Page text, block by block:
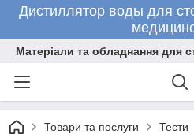
Дистиллятор воды для
Матеріали та обладнання для
Товари та послуги Тести